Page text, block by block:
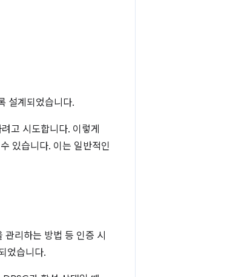
설계되었습니다.
고 시도합니다. 이렇게
있습니다. 이는 일반적인
리하는 방법 등 인증 시
었습니다.